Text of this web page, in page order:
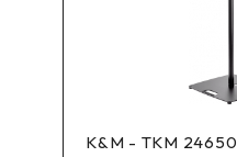
K&M - TKM 24650